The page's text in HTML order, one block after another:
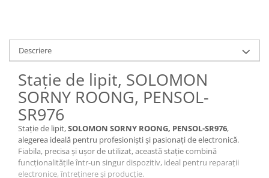
Descriere
Stație de lipit, SOLOMON
SORNY ROONG, PENSOL-
SR976
Stație de lipit,SOLOMON SORNY ROONG, PENSOL-SR976,
alegerea ideală pentru profesioniști și pasionați de electronică.
Fiabila, precisa și ușor de utilizat, această stație combină
funcționalitățile într-un singur dispozitiv, ideal pentru reparații
electronice, întreținere și producție.